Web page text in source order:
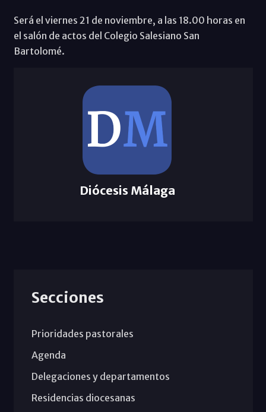
Será el viernes 21 de noviembre, a las 18.00 horas en
el salón de actos del Colegio Salesiano San
Bartolomé.
Diócesis Málaga
Secciones
Prioridades pastorales
Agenda
Delegaciones y departamentos
Residencias diocesanas